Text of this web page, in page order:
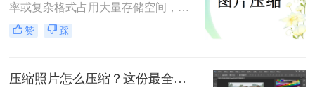
率或复杂格式占用大量存储空间，影
响传输和加载速度。掌握高效压缩方
法不仅能节省空间，还能提升用户体
平衡画质与体积。
赞 踩
压缩照片怎么压缩？这份最全压缩指南，小白也能轻松降80%！